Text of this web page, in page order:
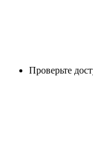
Проверьте